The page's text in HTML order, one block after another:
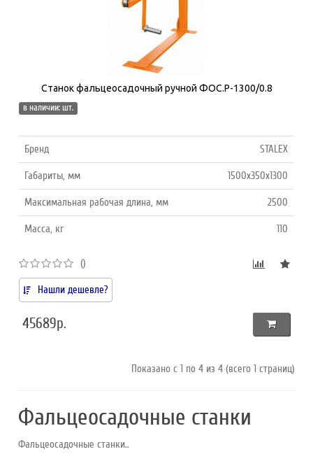
Станок фальцеосадочный ручной ФОС.Р-1300/0.8
в наличии: шт.
Бренд STALEX
Габариты, мм 1500х350х1300
Максимальная рабочая длина, мм 2500
Масса, кг 110
()
Нашли дешевле?
45689р.
Показано с 1 по 4 из 4 (всего 1 страниц)
Фальцеосадочные станки
Фальцеосадочные станки..